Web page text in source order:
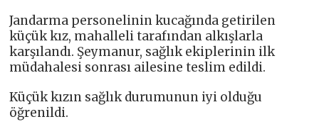
Jandarma personelinin kucağında getirilen
küçük kız, mahalleli tarafından alkışlarla
karşılandı. Şeymanur, sağlık ekiplerinin ilk
müdahalesi sonrası ailesine teslim edildi.
Küçük kızın sağlık durumunun iyi olduğu
öğrenildi.